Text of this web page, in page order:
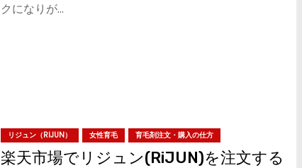
クになりが…
リジュン（RIJUN） 女性育毛 育毛剤注文・購入の仕方
楽天市場でリジュン(RiJUN)を注文する